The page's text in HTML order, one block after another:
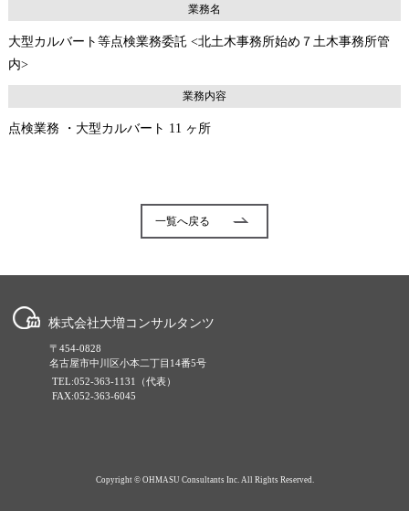
業務名
大型カルバート等点検業務委託 <北土木事務所始め７土木事務所管
内>
業務内容
点検業務 ・大型カルバート 11 ヶ所
一覧へ戻る
株式会社大増コンサルタンツ
〒454-0828
名古屋市中川区小本二丁目14番5号
TEL:052-363-1131（代表）
FAX:052-363-6045
Copyright © OHMASU Consultants Inc. All Rights Reserved.